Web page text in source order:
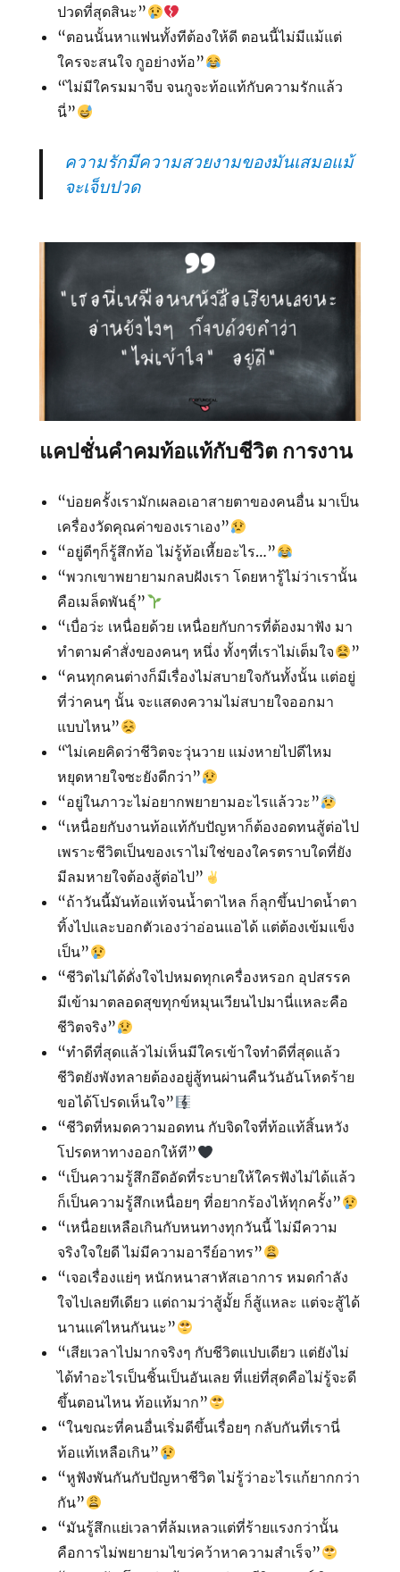
ปวดที่สุดสินะ”
“ตอนนั้นหาแฟนทั้งทีต้องให้ดี ตอนนี้ไม่มีแม้แต่
ใครจะสนใจ กูอย่างท้อ”
“ไม่มีใครมมาจีบ จนกูจะท้อแท้กับความรักแล้ว
นี่”
ความรักมีความสวยงามของมันเสมอแม้
จะเจ็บปวด
แคปชั่นคำคมท้อแท้กับชีวิต การงาน
“บ่อยครั้งเรามักเผลอเอาสายตาของคนอื่น มาเป็น
เครื่องวัดคุณค่าของเราเอง”
“อยู่​ดี​ๆก็รู้สึ​กท้อ​ ไม่รู้ท้อเหี้ยอะไร…”
“พวกเขาพยายามกลบฝังเรา โดยหารู้ไม่ว่าเรานั้น
คือเมล็ดพันธุ์”
“เบื่อว่ะ เหนื่อยด้วย เหนื่อยกับการที่ต้องมาฟัง มา
ทำตามคำสั่งของคนๆ หนึ่ง ทั้งๆที่เราไม่เต็มใจ
”
“คนทุกคนต่างก็มีเรื่องไม่สบายใจกันทั้งนั้น แต่อยู่
ที่ว่าคนๆ นั้น จะแสดงความไม่สบายใจออกมา
แบบไหน”
“ไม่เคยคิดว่าชีวิตจะวุ่นวาย แม่งหายไปดีไหม
หยุดหายใจซะยังดีกว่า”
“อยู่ในภาวะไม่อยากพยายามอะไรแล้ววะ”
“เหนื่อยกับงานท้อแท้กับปัญหาก็ต้องอดทนสู้ต่อไป
เพราะชีวิตเป็นของเราไม่ใช่ของใครตราบใดที่ยัง
มีลมหายใจต้องสู้ต่อไป”
“ถ้าวันนี้มันท้อแท้จนน้ำตาไหล ก็ลุกขึ้นปาดน้ำตา
ทิ้งไปและบอกตัวเองว่าอ่อนแอได้ แต่ต้องเข้มแข็ง
เป็น”
“ชีวิตไม่ได้ดั่งใจไปหมดทุกเครื่องหรอก อุปสรรค
มีเข้ามาตลอดสุขทุกข์หมุนเวียนไปมานี่แหละคือ
ชีวิตจริง”
“ทำดีที่สุดแล้วไม่เห็นมีใครเข้าใจทำดีที่สุดแล้ว
ชีวิตยังพังทลายต้องอยู่สู้ทนผ่านคืนวันอันโหดร้าย
ขอได้โปรดเห็นใจ”
“ชีวิตที่หมดความอดทน กับจิดใจที่ท้อแท้สิ้นหวัง
โปรดหาทางออกให้ที”
“เป็นความรู้สึกอึดอัดที่ระบายให้ใครฟังไม่ได้แล้ว
ก็เป็นความรู้สึกเหนื่อยๆ ที่อยากร้องไห้ทุกครั้ง”
“เหนื่อยเหลือเกินกับหนทางทุกวันนี้ ไม่มีความ
จริงใจใยดี ไม่มีความอารีย์อาทร”
“เจอเรื่องแย่ๆ หนักหนาสาหัสเอาการ หมดกำลัง
ใจไปเลยทีเดียว แต่ถามว่าสู้มั้ย ก็สู้แหละ แต่จะสู้ได้
นานแค่ไหนกันนะ”
“เสียเวลาไปมากจริงๆ กับชีวิตแปบเดียว แต่ยังไม่
ได้ทำอะไรเป็นชิ้นเป็นอันเลย ที่แย่ที่สุดคือไม่รู้จะดี
ขึ้นตอนไหน ท้อแท้มาก”
“ในขณะที่คนอื่นเริ่มดีขึ้นเรื่อยๆ กลับกันที่เรานี่
ท้อแท้เหลือเกิน”
“หูฟังพันกันกับปัญหาชีวิต ไม่รู้ว่าอะไรแก้ยากกว่า
กัน”
“มันรู้สึกแย่เวลาที่ล้มเหลวแต่ที่ร้ายแรงกว่านั้น
คือการไม่พยายามไขว่คว้าหาความสำเร็จ”